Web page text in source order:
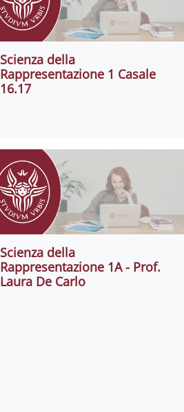
Scienza della
Rappresentazione 1 Casale
16.17
Scienza della
Rappresentazione 1A - Prof.
Laura De Carlo